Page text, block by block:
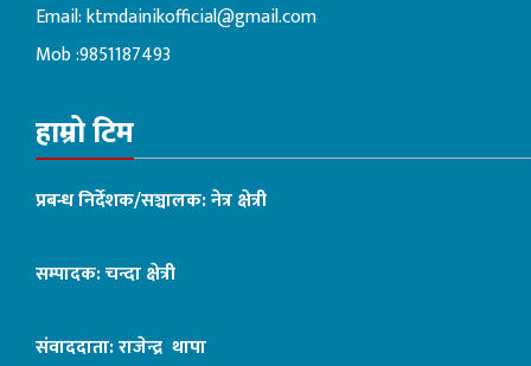
Email:ktmdainikofficial@gmail.com
Mob :9851187493
हाम्रो टिम
प्रबन्ध निर्देशक/सञ्चालक: नेत्र क्षेत्री
सम्पादक: चन्दा क्षेत्री
संवाददाता: राजेन्द्र थापा